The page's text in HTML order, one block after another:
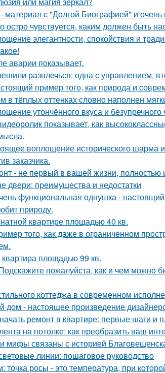
материал с "Долгой Биографией" и
остро чувствуется, каким должен быть
элегантности, спокойствия и
аварии показывает.
развлечься: одна с управлением,
пример того, как природа и
в тёплых оттенках словно наполнен
утончённого вкуса и безупречного
показывает, как
воплощение исторического шарма
заказчика.
- не первый в вашей жизни, полностью
двери: преимущества и недостатки
функциональная однушка -
природу.
квартире площадью 40 кв.
того, как даже в ограниченном
площадью 99 кв.
пожалуйста, как и чем можно
коттеджа в современном
дом - настоящее произведение
ремонт в квартире: первые шаги и
на потолке: как преобразить ваш
мифы связаны с историей
линии: пошаговое руководство
точка росы - это температура, при